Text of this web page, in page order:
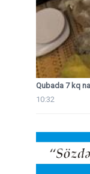
Qubada 7 kq
10:32